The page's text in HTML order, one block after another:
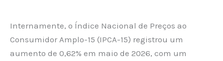
Internamente, o Índice Nacional de Preços ao
Consumidor Amplo-15 (IPCA-15) registrou um
aumento de 0,62% em maio de 2026, com um